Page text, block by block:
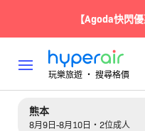
【Agoda快閃
玩樂旅遊 ‧ 搜尋格價
熊本
8月9日-8月10日・2位成人